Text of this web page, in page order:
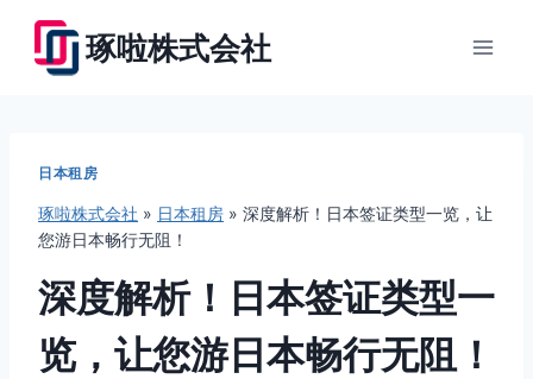
琢啦株式会社
日本租房
琢啦株式会社 » 日本租房 » 深度解析！日本签证类型一览，让
您游日本畅行无阻！
深度解析！日本签证类型一
览，让您游日本畅行无阻！